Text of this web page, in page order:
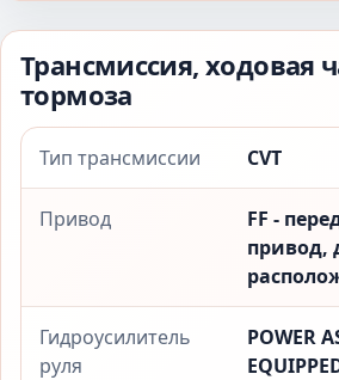
Трансмиссия, ходовая
тормоза
Тип трансмиссии CVT
Привод
FF -
привод,
Гидроусилитель
руля
POWER